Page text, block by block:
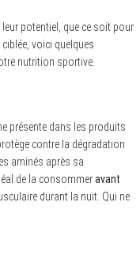
potentiel, que ce soit pour
voici quelques
nutrition sportive.
présente dans les produits
contre la dégradation
aminés après sa
de la consommeravant
durant la nuit. Qui ne